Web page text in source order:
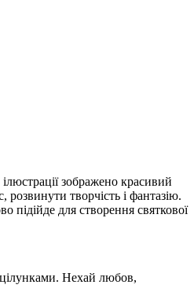
зображено красивий
творчість і фантазію.
для створення святкової
Нехай любов,